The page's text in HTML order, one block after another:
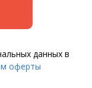
данных в
оферты